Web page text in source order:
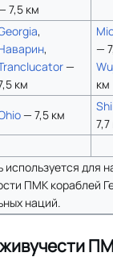
7,5 км
,
,
—
км
—
км
— 7,5 км
для
ПМК кораблей
наций.